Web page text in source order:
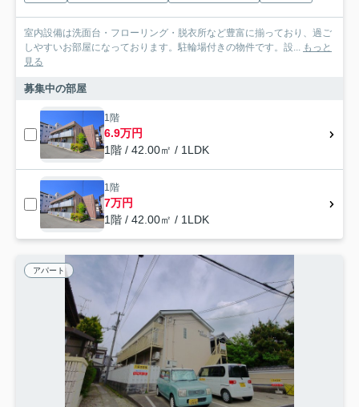
室内設備は洗面台・フローリング・脱衣所など豊富に揃っており、過ご
しやすいお部屋になっております。駐輪場付きの物件です。設... もっと
見る
募集中の部屋
1階
6.9万円
1階 / 42.00㎡ / 1LDK
1階
7万円
1階 / 42.00㎡ / 1LDK
アパート